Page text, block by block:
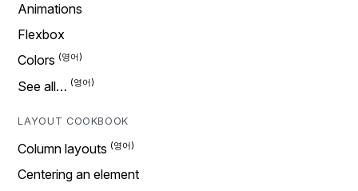
Animations
Flexbox
Colors
See all…
LAYOUT COOKBOOK
Column layouts
Centering an element